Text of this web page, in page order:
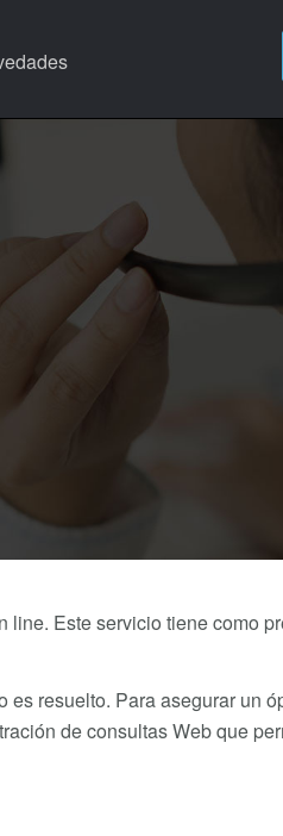
line. Este servicio tiene como
resuelto. Para asegurar un
de consultas Web que